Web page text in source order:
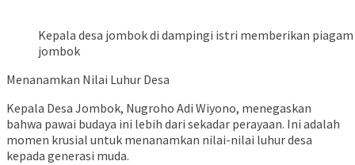
Kepala desa jombok di dampingi istri memberikan
jombok
​Menanamkan Nilai Luhur Desa
​Kepala Desa Jombok, Nugroho Adi Wiyono, menegaskan
bahwa pawai budaya ini lebih dari sekadar perayaan. Ini adalah
momen krusial untuk menanamkan nilai-nilai luhur desa
kepada generasi muda.